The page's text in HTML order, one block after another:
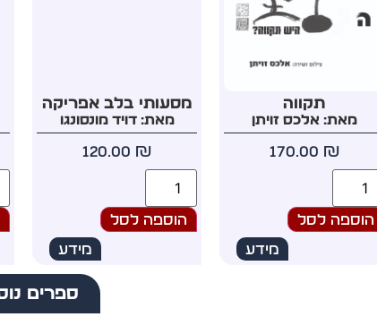
תקווה
מאת: אלכס זויתן
170.00 ₪
מידע
הוספה לסל
מסעותי בלב אפריקה
מאת: דויד מונסונגו
120.00 ₪
מידע
הוספה לסל
ספרים